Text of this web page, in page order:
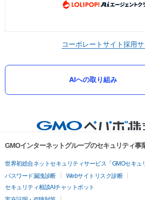
コーポレートサイト採用サ
AIへの取り組み
GMOインターネットグループのセキュリティ事
世界初総合ネットセキュリティサービス「GMOセキュ
パスワード漏洩診断
Webサイトリスク診断
セキュリティ相談AIチャットボット